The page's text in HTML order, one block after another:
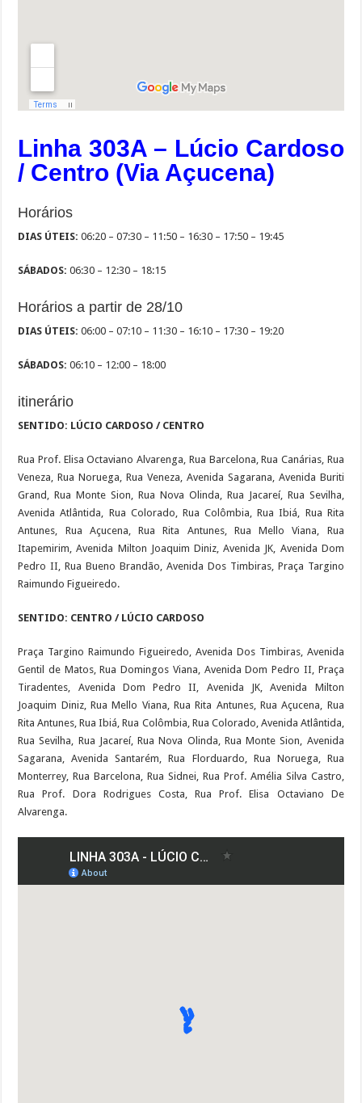
Linha 303A – Lúcio Cardoso
/ Centro (Via Açucena)
Horários
DIAS ÚTEIS: 06:20 – 07:30 – 11:50 – 16:30 – 17:50 – 19:45
SÁBADOS: 06:30 – 12:30 – 18:15
Horários a partir de 28/10
DIAS ÚTEIS: 06:00 – 07:10 – 11:30 – 16:10 – 17:30 – 19:20
SÁBADOS: 06:10 – 12:00 – 18:00
itinerário
SENTIDO: LÚCIO CARDOSO / CENTRO
Rua Prof. Elisa Octaviano Alvarenga, Rua Barcelona, Rua Canárias, Rua
Veneza, Rua Noruega, Rua Veneza, Avenida Sagarana, Avenida Buriti
Grand, Rua Monte Sion, Rua Nova Olinda, Rua Jacareí, Rua Sevilha,
Avenida Atlântida, Rua Colorado, Rua Colômbia, Rua Ibiá, Rua Rita
Antunes, Rua Açucena, Rua Rita Antunes, Rua Mello Viana, Rua
Itapemirim, Avenida Milton Joaquim Diniz, Avenida JK, Avenida Dom
Pedro II, Rua Bueno Brandão, Avenida Dos Timbiras, Praça Targino
Raimundo Figueiredo.
SENTIDO: CENTRO / LÚCIO CARDOSO
Praça Targino Raimundo Figueiredo, Avenida Dos Timbiras, Avenida
Gentil de Matos, Rua Domingos Viana, Avenida Dom Pedro II, Praça
Tiradentes, Avenida Dom Pedro II, Avenida JK, Avenida Milton
Joaquim Diniz, Rua Mello Viana, Rua Rita Antunes, Rua Açucena, Rua
Rita Antunes, Rua Ibiá, Rua Colômbia, Rua Colorado, Avenida Atlântida,
Rua Sevilha, Rua Jacareí, Rua Nova Olinda, Rua Monte Sion, Avenida
Sagarana, Avenida Santarém, Rua Florduardo, Rua Noruega, Rua
Monterrey, Rua Barcelona, Rua Sidnei, Rua Prof. Amélia Silva Castro,
Rua Prof. Dora Rodrigues Costa, Rua Prof. Elisa Octaviano De
Alvarenga.